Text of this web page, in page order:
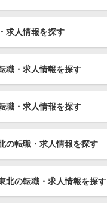
求人情報を探す
職・求人情報を探す
職・求人情報を探す
の転職・求人情報を探す
北の転職・求人情報を探す